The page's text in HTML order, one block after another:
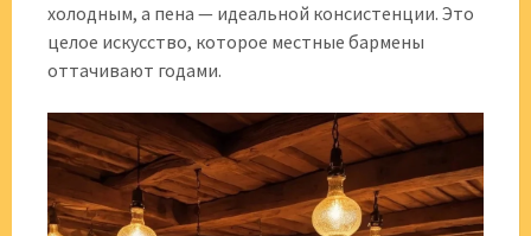
холодным, а пена — идеальной консистенции. Это
целое искусство, которое местные бармены
оттачивают годами.